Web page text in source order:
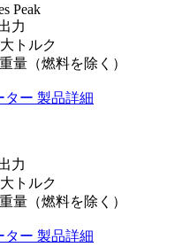
Peak
力
トルク
量（燃料を除く）
ター 製品詳細
力
トルク
量（燃料を除く）
ター 製品詳細